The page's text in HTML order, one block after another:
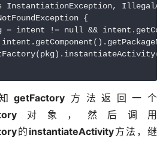
InstantiationException,
{
= intent != null &&
getFactory 方法返回一个
对象，然后调用
的 instantiateActivity方法，继